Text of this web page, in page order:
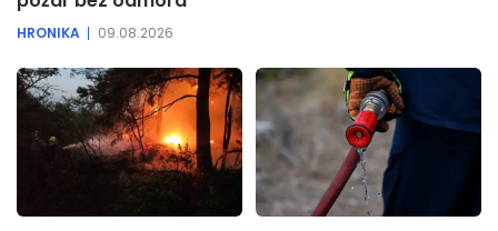
HRONIKA 09.08.2026